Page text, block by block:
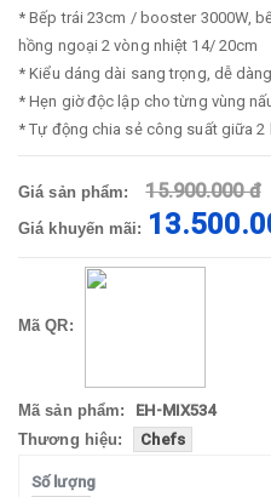
* Bếp trái 23cm / booster 3000W,
hồng ngoại 2 vòng nhiệt 14/ 20cm
* Kiểu dáng dài sang trọng, dễ
* Hẹn giờ độc lập cho từng vùng
* Tự động chia sẻ công suất giữa 2
Giá sản phẩm: 15.900.000 đ
Giá khuyến mãi:
Mã QR:
Mã sản phẩm:
EH-MIX534
Thương hiệu:
Chefs
Số lượng